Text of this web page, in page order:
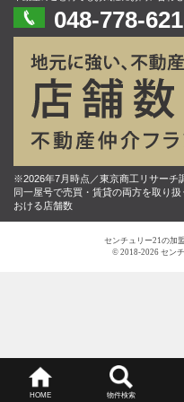
048-778-
※2026年7月時点／東京商工リサーチ
同一屋号で売買・賃貸の両方を取り
おける店舗数
センチュリー21の加
© 2018-2026 セン
HOME 物件検索